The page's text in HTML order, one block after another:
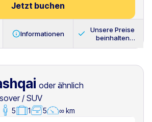
Jetzt buchen
Informationen
Unsere Preise
beinhalten
oder ähnlich
/ SUV
5 1 5 ∞ km